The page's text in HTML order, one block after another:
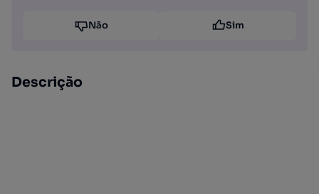
Não Sim
Descrição